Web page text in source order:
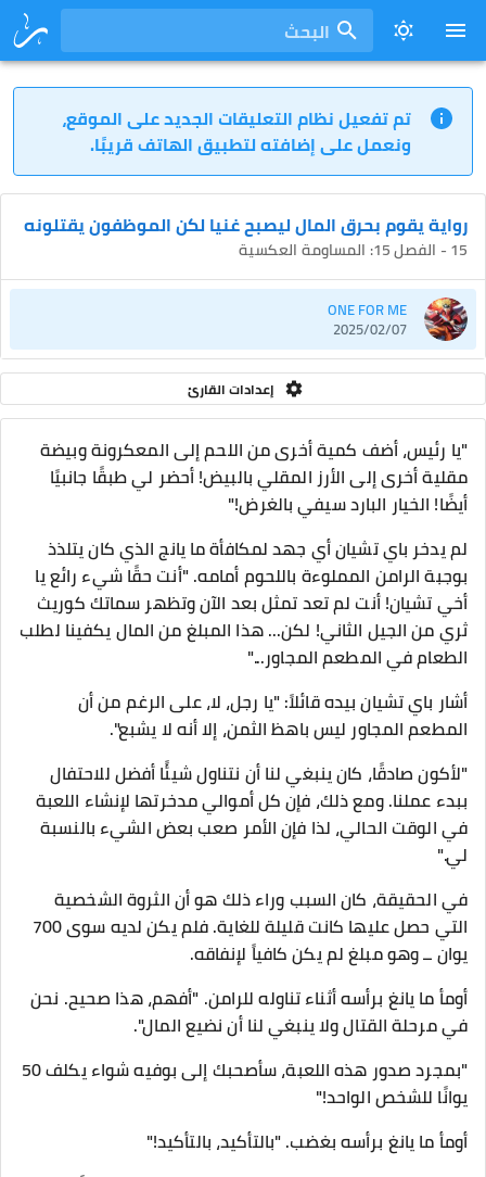
البحث
تم تفعيل نظام التعليقات الجديد على الموقع،
ونعمل على إضافته لتطبيق الهاتف قريبًا.
رواية يقوم بحرق المال ليصبح غنيا لكن الموظفون يقتلونه
15 - الفصل 15: المساومة العكسية
ONE FOR ME
2025/02/07
إعدادات القارئ
"يا رئيس، أضف كمية أخرى من اللحم إلى المعكرونة وبيضة
مقلية أخرى إلى الأرز المقلي بالبيض! أحضر لي طبقًا جانبيًا
أيضًا! الخيار البارد سيفي بالغرض!"
لم يدخر باي تشيان أي جهد لمكافأة ما يانج الذي كان يتلذذ
بوجبة الرامن المملوءة باللحوم أمامه. "أنت حقًا شيء رائع يا
أخي تشيان! أنت لم تعد تمثل بعد الآن وتظهر سماتك كوريث
ثري من الجيل الثاني! لكن... هذا المبلغ من المال يكفينا لطلب
الطعام في المطعم المجاور..."
أشار باي تشيان بيده قائلاً: "يا رجل، لا، على الرغم من أن
المطعم المجاور ليس باهظ الثمن، إلا أنه لا يشبع".
"لأكون صادقًا، كان ينبغي لنا أن نتناول شيئًا أفضل للاحتفال
ببدء عملنا. ومع ذلك، فإن كل أموالي مدخرتها لإنشاء اللعبة
في الوقت الحالي، لذا فإن الأمر صعب بعض الشيء بالنسبة
لي."
في الحقيقة، كان السبب وراء ذلك هو أن الثروة الشخصية
التي حصل عليها كانت قليلة للغاية. فلم يكن لديه سوى 700
يوان ــ وهو مبلغ لم يكن كافياً لإنفاقه.
أومأ ما يانغ برأسه أثناء تناوله للرامن. "أفهم، هذا صحيح. نحن
في مرحلة القتال ولا ينبغي لنا أن نضيع المال".
"بمجرد صدور هذه اللعبة، سأصحبك إلى بوفيه شواء يكلف 50
يوانًا للشخص الواحد!"
أومأ ما يانغ برأسه بغضب. "بالتأكيد، بالتأكيد!"